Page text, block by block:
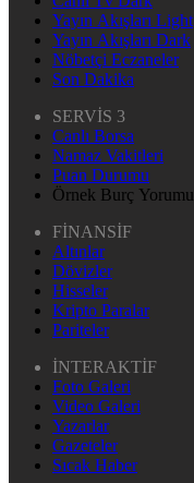
Yayın Akışları Light
Yayın Akışları Dark
Nöbetçi Eczaneler
Son Dakika
SERVİS 3
Canlı Borsa
Namaz Vakitleri
Puan Durumu
Örnek Burç Yorumu
FİNANSİF
Altınlar
Dövizler
Hisseler
Kripto Paralar
Pariteler
İNTERAKTİF
Foto Galeri
Video Galeri
Yazarlar
Gazeteler
Sıcak Haber